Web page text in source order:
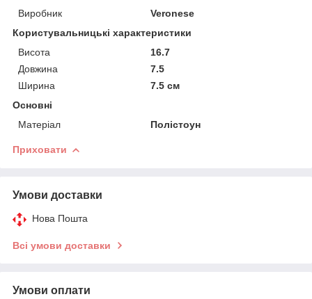
Виробник
Veronese
Користувальницькі характеристики
Висота
16.7
Довжина
7.5
Ширина
7.5 см
Основні
Матеріал
Полістоун
Приховати
Умови доставки
Нова Пошта
Всі умови доставки
Умови оплати